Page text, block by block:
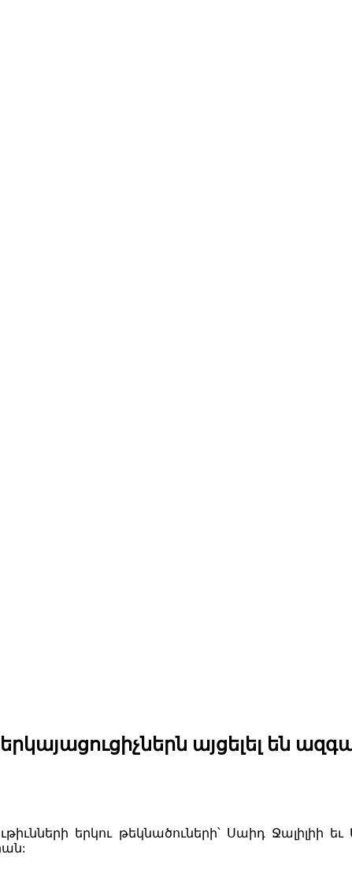
այցելել են
երկու թեկնածուների՝ Սաիդ